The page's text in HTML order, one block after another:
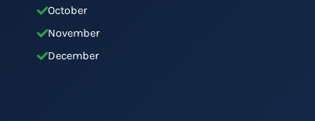
October
November
December